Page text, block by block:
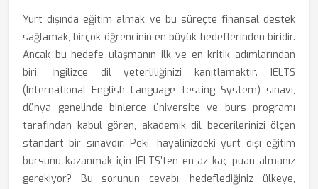
Yurt dışında eğitim almak ve bu süreçte finansal destek
sağlamak, birçok öğrencinin en büyük hedeflerinden biridir.
Ancak bu hedefe ulaşmanın ilk ve en kritik adımlarından
biri, İngilizce dil yeterliliğinizi kanıtlamaktır. IELTS
(International English Language Testing System) sınavı,
dünya genelinde binlerce üniversite ve burs programı
tarafından kabul gören, akademik dil becerilerinizi ölçen
standart bir sınavdır. Peki, hayalinizdeki yurt dışı eğitim
bursunu kazanmak için IELTS’ten en az kaç puan almanız
gerekiyor? Bu sorunun cevabı, hedeflediğiniz ülkeye,